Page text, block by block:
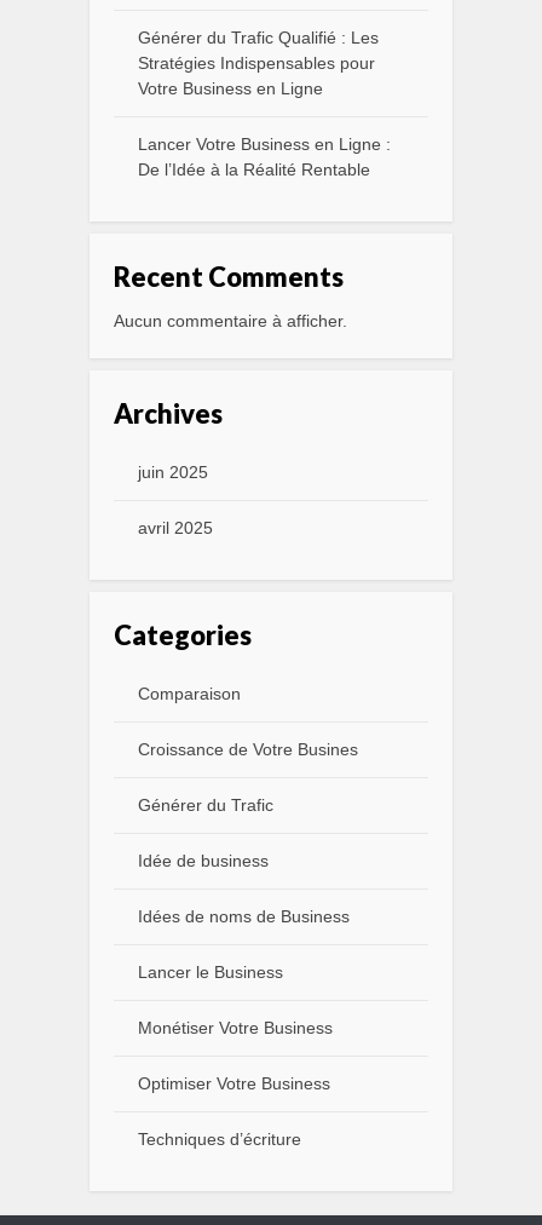
Générer du Trafic Qualifié : Les
Stratégies Indispensables pour
Votre Business en Ligne
Lancer Votre Business en Ligne :
De l’Idée à la Réalité Rentable
Recent Comments
Aucun commentaire à afficher.
Archives
juin 2025
avril 2025
Categories
Comparaison
Croissance de Votre Busines
Générer du Trafic
Idée de business
Idées de noms de Business
Lancer le Business
Monétiser Votre Business
Optimiser Votre Business
Techniques d’écriture